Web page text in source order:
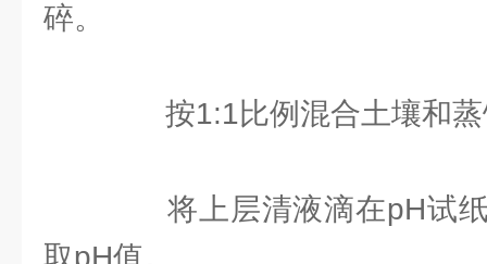
碎。
按1:1比例混合土壤和蒸
将上层清液滴在pH试纸
取pH值。